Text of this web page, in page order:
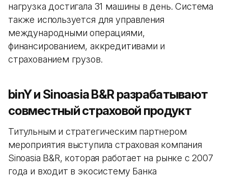
нагрузка достигала 31 машины в день. Система
также используется для управления
международными операциями,
финансированием, аккредитивами и
страхованием грузов.
binY и Sinoasia B&R разрабатывают
совместный страховой продукт
Титульным и стратегическим партнером
мероприятия выступила страховая компания
Sinoasia B&R, которая работает на рынке с 2007
года и входит в экосистему Банка